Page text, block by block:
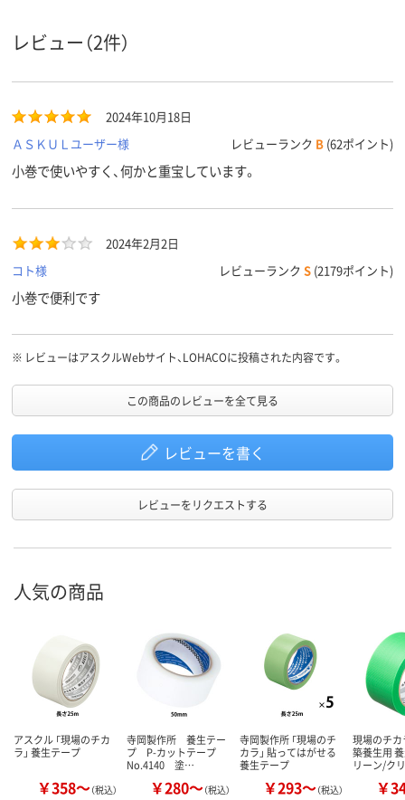
レビュー（2件）
2024年10月18日
ＡＳＫＵＬユーザー様
レビューランク B (62ポイント)
小巻で使いやすく、何かと重宝しています。
2024年2月2日
コト様
レビューランク S (2179ポイント)
小巻で便利です
※ レビューはアスクルWebサイト、LOHACOに投稿された内容です。
この商品のレビューを全て見る
レビューを書く
レビューをリクエストする
人気の商品
アスクル 「現場のチカ
ラ」 養生テープ
￥358～（税込）
寺岡製作所 養生テー
プ P-カットテープ
No.4140 塗…
￥280～（税込）
寺岡製作所 「現場のチ
カラ」 貼ってはがせる
養生テープ
￥293～（税込）
現場のチカ
築養生用
リーン/ク
￥